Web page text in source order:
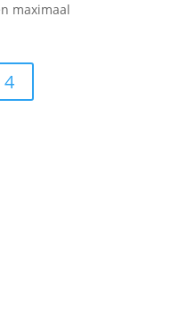
maximaal